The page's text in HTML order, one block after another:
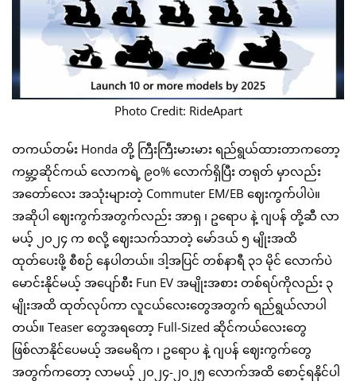
Photo Credit: RideApart
တကယ်တမ်း Honda တို့ ကြီးကြီးမားမား ရည်ရွယ်ထားတာကတော့
ကမ္ဘာ့ဆိုင်ကယ် လောကရဲ့ ၉၀% လောက်ရှိပြီး တရုတ် မှာလည်း
အတော်လေး အသုံးများတဲ့ Commuter EM/EB ဈေးကွက်ပါပဲ။
အဆိုပါ ဈေးကွက်အတွက်လည်း အာရှ ၊ ဥရောပ နဲ့ ဂျပန် တို့ဆီ လာ
မယ့် ၂၀၂၄ က စလို့ ဈေးသက်သာတဲ့ မော်ဒယ် ၅ မျိုးအထိ
ထုတ်ပေးဖို့ စီစဉ် နေပါတယ်။ ဒါ့အပြင် တစ်နာရီ ၃၁ မိုင် လောက်ပဲ
မောင်းနိုင်မယ့် အပျော်စီး Fun EV အမျိုးအစား တစ်ရပ်ကိုလည်း ၃
မျိုးအထိ ထုတ်လုပ်ကာ လူငယ်လေးတွေအတွက် ရည်ရွယ်လာပါ
တယ်။ Teaser တွေအရတော့ Full-Sized ဆိုင်ကယ်လေးတွေ
ဖြစ်လာနိုင်ပေမယ့် အမေရိက ၊ ဥရောပ နဲ့ ဂျပန် ဈေးကွက်တွေ
အတွက်ကတော့ လာမယ့် ၂၀၂၄-၂၀၂၅ လောက်အထိ စောင့်ရနိုင်ပါ